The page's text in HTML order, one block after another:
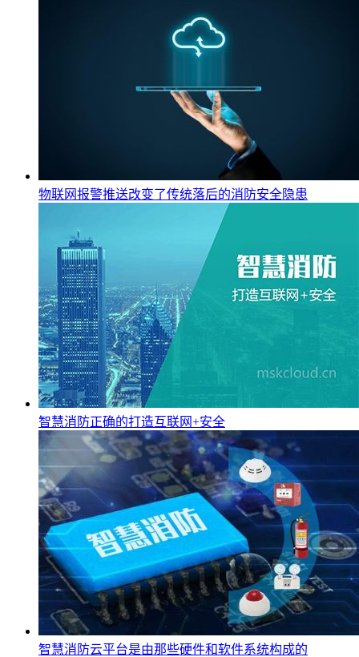
物联网报警推送改变了传统落后的消防安全隐患
智慧消防正确的打造互联网+安全
智慧消防云平台是由那些硬件和软件系统构成的